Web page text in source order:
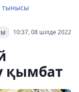
тынысы
10:37, 08 шілде 2022
қымбат